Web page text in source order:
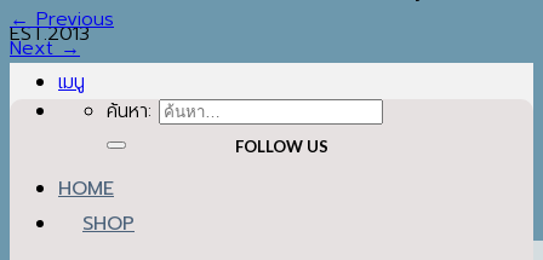
EST.2013
เมนู
ค้นหา:
HOME
SHOP
←Previous
Next→
FOLLOW US